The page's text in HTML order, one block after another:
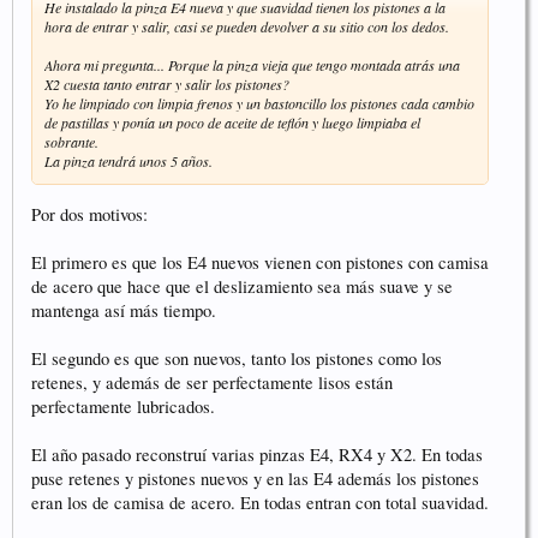
imposible) al final uno puede quedar rozando. Se trata de retraer ese
pistón para que el resto salga un poco más y dejar los cuatro en posición
de trabajo similar, sin roces. Con un poco de práctica, es sencillo.
El segundo caso, el del desplazamiento del pistón por desgaste de las
pastillas, con el uso a lo largo de la vida de un juego de pastillas es posible
y razonable por el mismo motivo que no salen igual inicialmente. Al final,
si notas ese roce, se trata de igualar los pistones también.
El mantenimiento de limpiar pistones con limpiafrenos y un cepillo fino y
igualar en la medida de lo posible el comportamiento de los pistones
están bien mantenidos es perfectamente posible que durante la vida de un
juego de pastillas no se produzcan roces. Si se producen y sabes lo que
tienes que hacer, se arregla en menos de un minuto siempre que el
mantenimiento haya sido razonable. Yo suelo hacer una limpieza y
compruebo el grosor del disco (los discos gastados son una fuente
habitual de problemas de este tipo) de modo que si hay que cambiarlo no
se me pase.
He instalado la pinza E4 nueva y que suavidad tienen los pistones a la
hora de entrar y salir, casi se pueden devolver a su sitio con los dedos.
Ahora mi pregunta... Porque la pinza vieja que tengo montada atrás una
X2 cuesta tanto entrar y salir los pistones?
Yo he limpiado con limpia frenos y un bastoncillo los pistones cada cambio
de pastillas y ponía un poco de aceite de teflón y luego limpiaba el
sobrante.
La pinza tendrá unos 5 años.
Por dos motivos:
El primero es que los E4 nuevos vienen con pistones con camisa
de acero que hace que el deslizamiento sea más suave y se
mantenga así más tiempo.
El segundo es que son nuevos, tanto los pistones como los
retenes, y además de ser perfectamente lisos están
perfectamente lubricados.
El año pasado reconstruí varias pinzas E4, RX4 y X2. En todas
puse retenes y pistones nuevos y en las E4 además los pistones
eran los de camisa de acero. En todas entran con total suavidad.